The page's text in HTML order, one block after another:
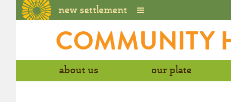
new settlement
COMMUNITY
about us our plate